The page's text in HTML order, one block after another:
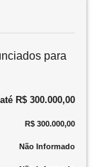
para
R$ 300.000,00
R$ 300.000,00
Não Informado